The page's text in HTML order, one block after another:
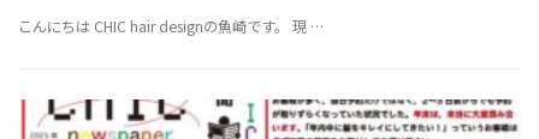
こんにちは CHIC hair designの魚崎です。 現 …